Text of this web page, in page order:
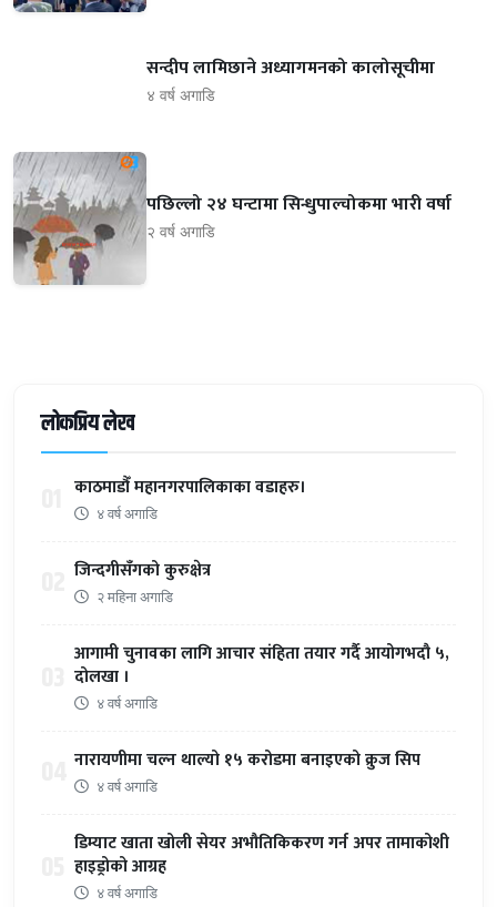
सन्दीप लामिछाने अध्यागमनको कालोसूचीमा
४ वर्ष अगाडि
पछिल्लो २४ घन्टामा सिन्धुपाल्चोकमा भारी वर्षा
२ वर्ष अगाडि
लोकप्रिय लेख
काठमाडौँ महानगरपालिकाका वडाहरु।
४ वर्ष अगाडि
जिन्दगीसँगको कुरुक्षेत्र
२ महिना अगाडि
आगामी चुनावका लागि आचार संहिता तयार गर्दै आयोगभदौ ५,
दोलखा ।
४ वर्ष अगाडि
नारायणीमा चल्न थाल्यो १५ करोडमा बनाइएको क्रुज सिप
४ वर्ष अगाडि
डिम्याट खाता खोली सेयर अभौतिकिकरण गर्न अपर तामाकोशी
हाइड्रोको आग्रह
४ वर्ष अगाडि